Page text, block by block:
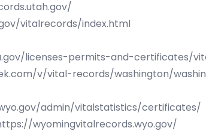
vitalrecords/index.html
licenses-permits-and-certificates/
v/vital-records/washington/
admin/vitalstatistics/certificates/
wyomingvitalrecords.wyo.gov/